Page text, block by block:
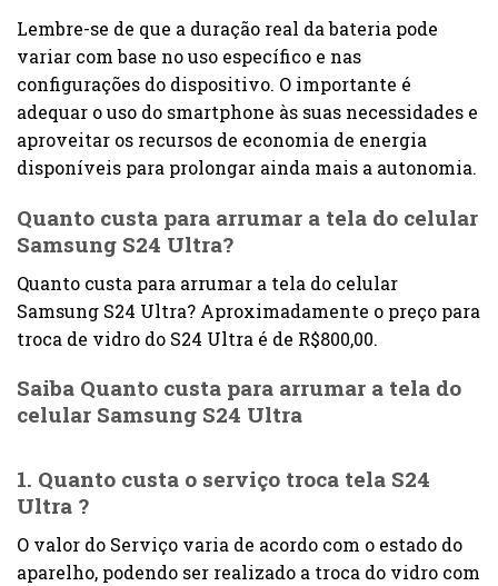
Lembre-se de que a duração real da bateria pode
variar com base no uso específico e nas
configurações do dispositivo. O importante é
adequar o uso do smartphone às suas necessidades e
aproveitar os recursos de economia de energia
disponíveis para prolongar ainda mais a autonomia.
Quanto custa para arrumar a tela do celular
Samsung S24 Ultra?
Quanto custa para arrumar a tela do celular
Samsung S24 Ultra? Aproximadamente o preço para
troca de vidro do S24 Ultra é de R$800,00.
Saiba Quanto custa para arrumar a tela do
celular Samsung S24 Ultra
1. Quanto custa o serviço troca tela S24
Ultra ?
O valor do Serviço varia de acordo com o estado do
aparelho, podendo ser realizado a troca do vidro com